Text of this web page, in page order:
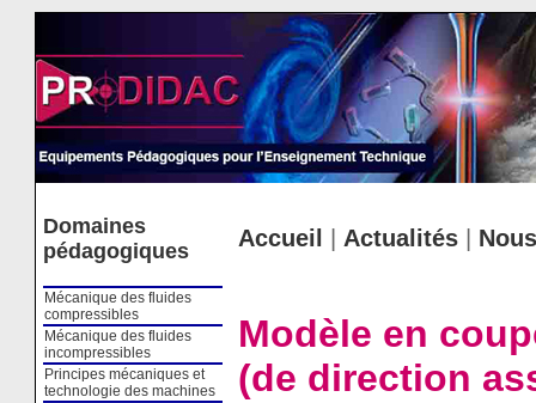
Domaines
pédagogiques
Mécanique des fluides
compressibles
Mécanique des fluides
incompressibles
Principes mécaniques et
technologie des machines
Accueil Actualités|
Modèle en
(de direction
Cookies management panel